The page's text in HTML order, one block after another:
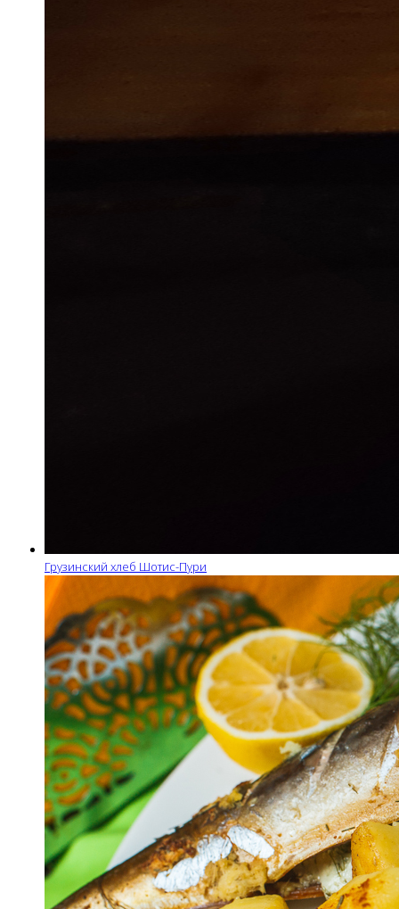
Грузинский хлеб Шотис-Пури